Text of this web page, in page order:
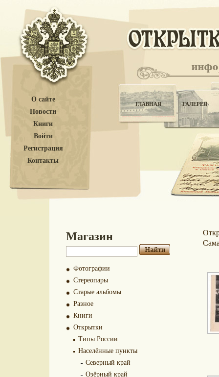
О сайте
Новости
Книги
Войти
Регистрация
Контакты
ГЛАВНАЯ ГАЛЕРЕЯ
Магазин
Фотографии
Стереопары
Старые альбомы
Разное
Книги
Открытки
Типы России
Населённые пункты
Северный край
Озёрный край